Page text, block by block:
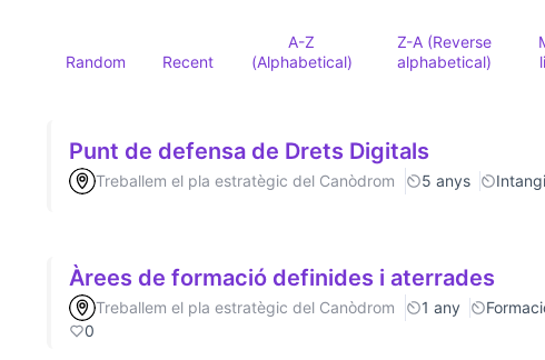
Random Recent
A-Z
(Alphabetical)
Z-A (Reverse
alphabetical)
Punt de defensa de Drets Digitals
Treballem el pla estratègic del Canòdrom 5 anys
Àrees de formació definides i aterrades
Treballem el pla estratègic del Canòdrom 1 any
0